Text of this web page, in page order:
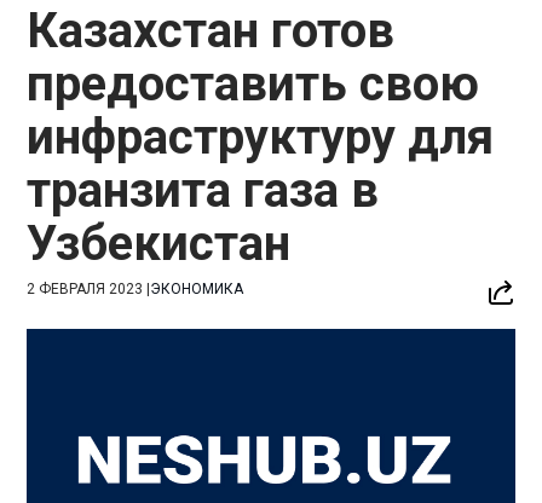
Казахстан готов
предоставить свою
инфраструктуру для
транзита газа в
Узбекистан
2 ФЕВРАЛЯ 2023 |ЭКОНОМИКА